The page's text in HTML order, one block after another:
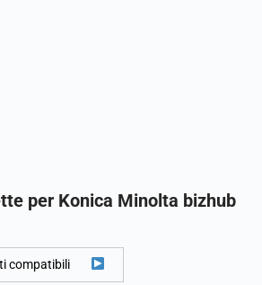
per Konica Minolta bizhub
compatibili